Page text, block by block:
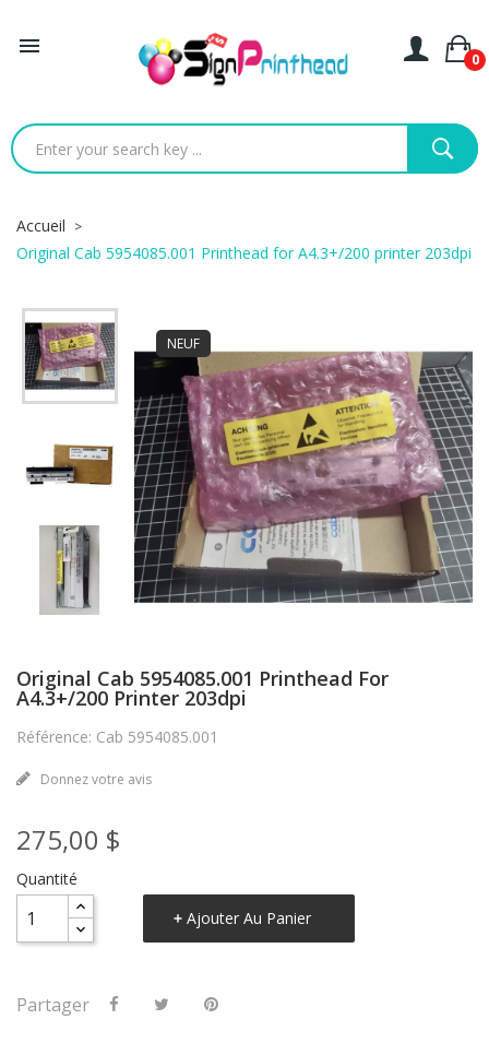

0
Accueil
Original Cab 5954085.001 Printhead for A4.3+/200 printer 203dpi
NEUF
Original Cab 5954085.001 Printhead For
A4.3+/200 Printer 203dpi
Référence: Cab 5954085.001
Donnez votre avis
275,00 $
Quantité
Ajouter Au Panier
Partager